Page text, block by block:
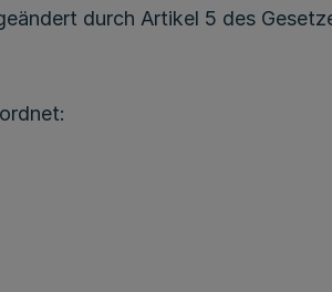
durch Artikel 5 des